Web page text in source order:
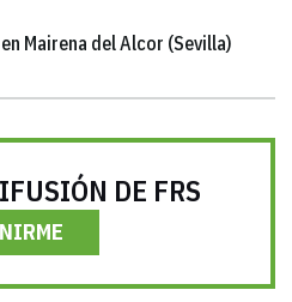
Mairena del Alcor (Sevilla)
DE FRS